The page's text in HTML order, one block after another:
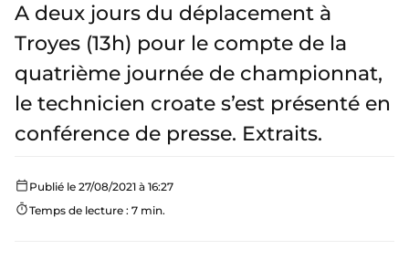
A deux jours du déplacement à
Troyes (13h) pour le compte de la
quatrième journée de championnat,
le technicien croate s’est présenté en
conférence de presse. Extraits.
Publié le 27/08/2021 à 16:27
Temps de lecture : 7 min.